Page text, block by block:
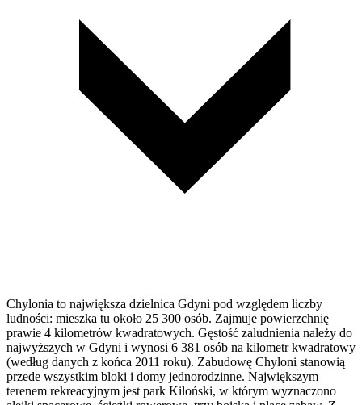
Chylonia to największa dzielnica Gdyni pod względem liczby
ludności: mieszka tu około 25 300 osób. Zajmuje powierzchnię
prawie 4 kilometrów kwadratowych. Gęstość zaludnienia należy do
najwyższych w Gdyni i wynosi 6 381 osób na kilometr kwadratowy
(według danych z końca 2011 roku). Zabudowę Chyloni stanowią
przede wszystkim bloki i domy jednorodzinne. Największym
terenem rekreacyjnym jest park Kiloński, w którym wyznaczono